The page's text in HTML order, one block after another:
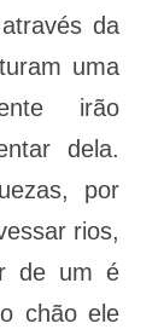
da
uma
irão
dela.
por
rios,
de um é
chão ele